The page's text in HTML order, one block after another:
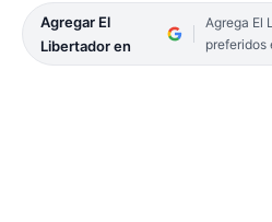
Agregar El
Libertador en
Agrega El
preferidos